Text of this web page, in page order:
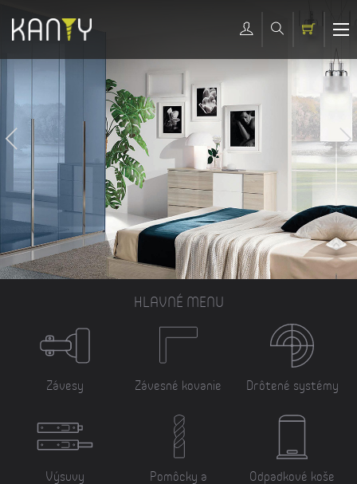
HLAVNÉ MENU
Závesy
Výsuvy
Závesné kovanie
Pomôcky a
Drôtené systémy
Odpadkové koše